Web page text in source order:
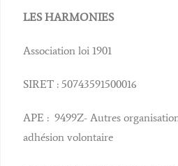
LES HARMONIES
Association loi 1901
SIRET : 50743591500016
APE : 9499Z- Autres
adhésion volontaire